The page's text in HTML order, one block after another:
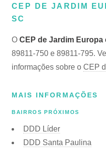
CEP DE JARDIM
SC
O CEP de Jardim Europa
89811-750 e 89811-795.
informações sobre o CEP
MAIS INFORMAÇÕES
BAIRROS PRÓXIMOS
DDD Líder
DDD Santa Paulina